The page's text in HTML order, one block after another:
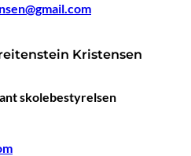
Kristensen
skolebestyrelsen